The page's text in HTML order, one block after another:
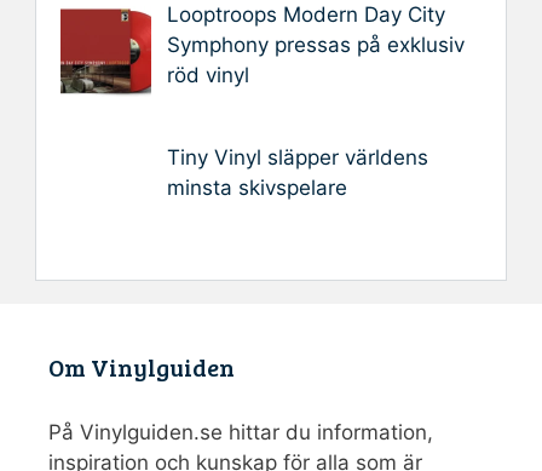
Looptroops Modern Day City
Symphony pressas på exklusiv
röd vinyl
Tiny Vinyl släpper världens
minsta skivspelare
Om Vinylguiden
På Vinylguiden.se hittar du information,
inspiration och kunskap för alla som är